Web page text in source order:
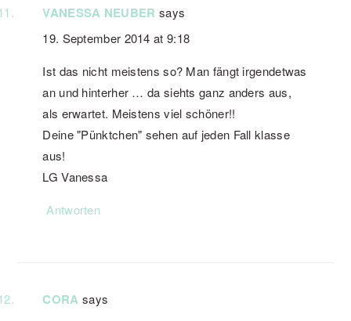
VANESSA NEUBER says
19. September 2014 at 9:18
Ist das nicht meistens so? Man fängt irgendetwas
an und hinterher … da siehts ganz anders aus,
als erwartet. Meistens viel schöner!!
Deine "Pünktchen" sehen auf jeden Fall klasse
aus!
LG Vanessa
Antworten
CORA says